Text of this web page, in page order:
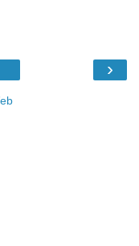
›